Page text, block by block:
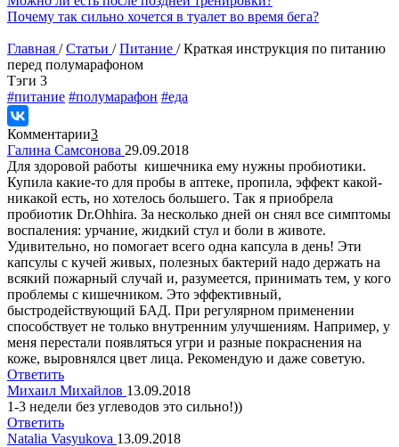
Почему так сильно хочется в туалет во время бега?
Главная /Статьи /Питание /Краткая инструкция по питанию
перед полумарафоном
Tэги 3
#питание #полумарафон #еда
Комментарии3
Галина Самсонова 29.09.2018
Для здоровой работы кишечника ему нужны пробиотики.
Купила какие-то для пробы в аптеке, пропила, эффект какой-
никакой есть, но хотелось большего. Так я приобрела
пробиотик Dr.Ohhira. За несколько дней он снял все симптомы
воспаления: урчание, жидкий стул и боли в животе.
Удивительно, но помогает всего одна капсула в день! Эти
капсулы с кучей живых, полезных бактерий надо держать на
всякий пожарный случай и, разумеется, принимать тем, у кого
проблемы с кишечником. Это эффективный,
быстродействующий БАД. При регулярном применении
способствует не только внутренним улучшениям. Например, у
меня перестали появляться угри и разные покраснения на
коже, выровнялся цвет лица. Рекомендую и даже советую.
Ответить
Михаил Михайлов 13.09.2018
1-3 недели без углеводов это сильно!))
Ответить
Natalia Vasyukova 13.09.2018